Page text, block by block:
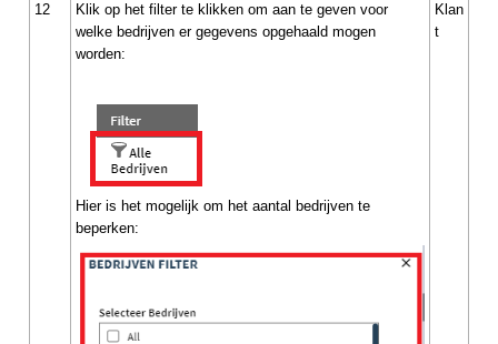
12
Klik op het filter te klikken om aan te geven voor
welke bedrijven er gegevens opgehaald mogen
worden:
Hier is het mogelijk om het aantal bedrijven te
beperken:
Klan
t